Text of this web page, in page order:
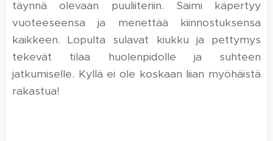
täynnä olevaan puuliiteriin. Saimi käpertyy
vuoteeseensa ja menettää kiinnostuksensa
kaikkeen. Lopulta sulavat kiukku ja pettymys
tekevät tilaa huolenpidolle ja suhteen
jatkumiselle. Kyllä ei ole koskaan liian myöhäistä
rakastua!